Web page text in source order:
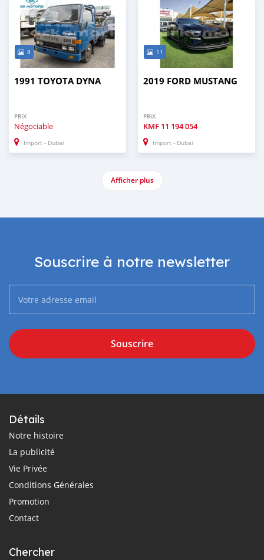
8
1991 TOYOTA DYNA
PRIX
Négociable
Import - Dubai
11
2019 FORD MUSTANG
PRIX
KMF 11 194 054
Import - Dubai
Afficher plus
Souscrire à notre newsletter
Souscrire
Détails
Notre histoire
La publicité
Vie Privée
Conditions Générales
Promotion
Contact
Chercher